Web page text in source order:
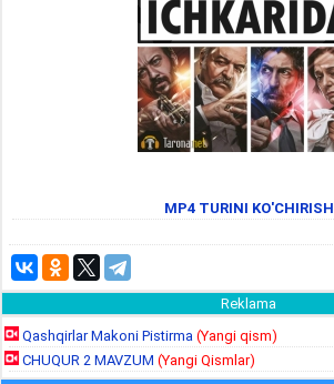
MP4 TURINI KO'CHIRISH
Reklama
Qashqirlar Makoni Pistirma (Yangi qism)
CHUQUR 2 MAVZUM (Yangi Qismlar)